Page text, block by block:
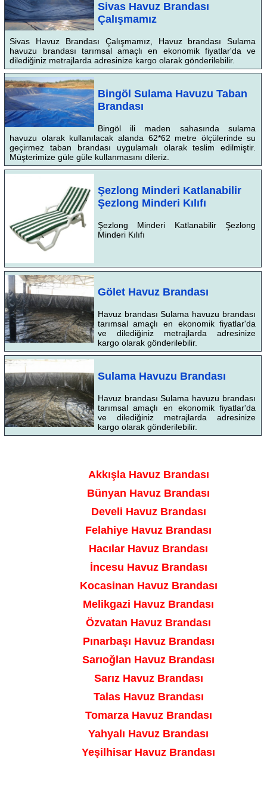
Sivas Havuz Brandası
Çalışmamız
Sivas Havuz Brandası Çalışmamız, Havuz brandası Sulama
havuzu brandası tarımsal amaçlı en ekonomik fiyatlar'da ve
dilediğiniz metrajlarda adresinize kargo olarak gönderilebilir.
Bingöl Sulama Havuzu Taban
Brandası
Bingöl ili maden sahasında sulama
havuzu olarak kullanılacak alanda 62*62 metre ölçülerinde su
geçirmez taban brandası uygulamalı olarak teslim edilmiştir.
Müşterimize güle güle kullanmasını dileriz.
Şezlong Minderi Katlanabilir
Şezlong Minderi Kılıfı
Şezlong Minderi Katlanabilir Şezlong
Minderi Kılıfı
Gölet Havuz Brandası
Havuz brandası Sulama havuzu brandası
tarımsal amaçlı en ekonomik fiyatlar'da
ve dilediğiniz metrajlarda adresinize
kargo olarak gönderilebilir.
Sulama Havuzu Brandası
Havuz brandası Sulama havuzu brandası
tarımsal amaçlı en ekonomik fiyatlar'da
ve dilediğiniz metrajlarda adresinize
kargo olarak gönderilebilir.
Akkışla Havuz Brandası
Bünyan Havuz Brandası
Develi Havuz Brandası
Felahiye Havuz Brandası
Hacılar Havuz Brandası
İncesu Havuz Brandası
Kocasinan Havuz Brandası
Melikgazi Havuz Brandası
Özvatan Havuz Brandası
Pınarbaşı Havuz Brandası
Sarıoğlan Havuz Brandası
Sarız Havuz Brandası
Talas Havuz Brandası
Tomarza Havuz Brandası
Yahyalı Havuz Brandası
Yeşilhisar Havuz Brandası